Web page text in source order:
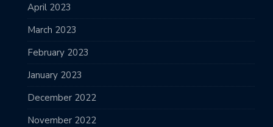
April 2023
March 2023
February 2023
January 2023
December 2022
November 2022